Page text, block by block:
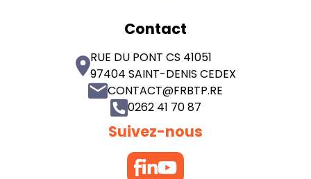
Contact
RUE DU PONT CS 41051
97404 SAINT-DENIS CEDEX
CONTACT@FRBTP.RE
0262 41 70 87
Suivez-nous